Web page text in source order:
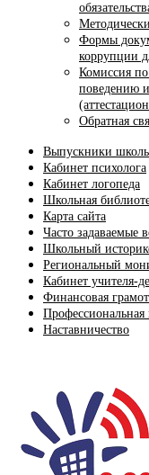
Формы
коррупции
Комиссия
поведению
Обратная
Выпускники
Кабинет психолога
Кабинет логопеда
Школьная
Карта сайта
Часто задаваемые
Школьный
Региональный
Кабинет учителя-
Финансовая
Профессиональная
Наставничество